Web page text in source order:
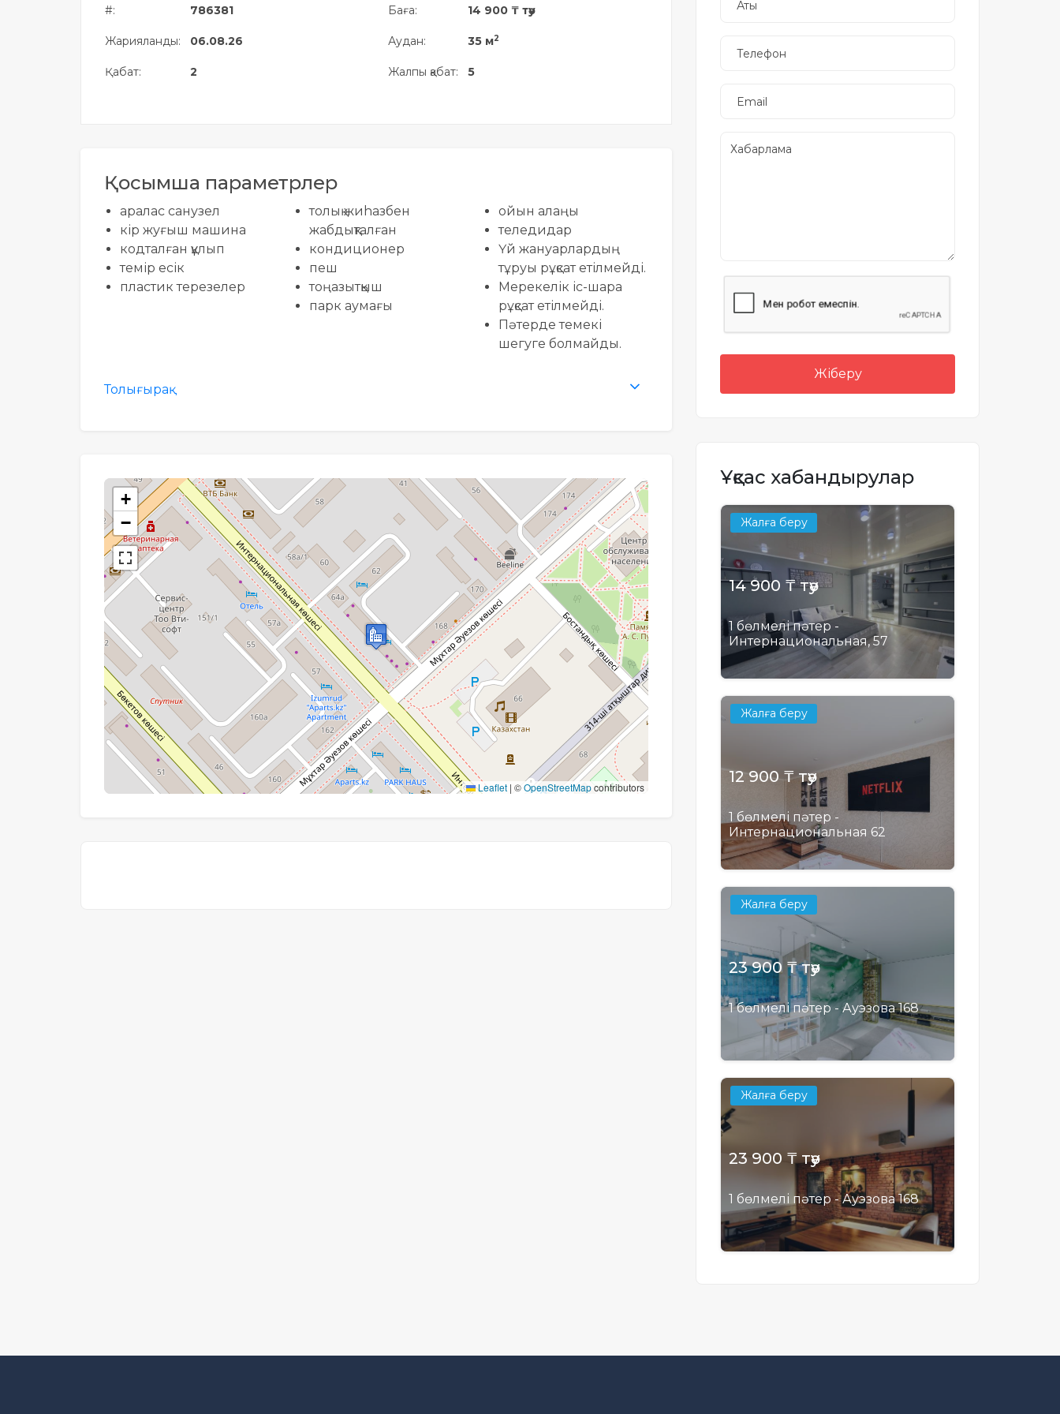
объектісінің орналасқан
#:
Жарияланды:
Қабат:
786381
06.08.26
2
Баға:
Аудан:
Жалпы қабат:
14 900 ₸ тәу
35 м2
5
Қосымша параметрлер
аралас санузел
кір жуғыш машина
кодталған құлып
темір есік
пластик терезелер
толық жиhазбен
жабдықталған
кондиционер
пеш
тоңазытқыш
парк аумағы
ойын алаңы
теледидар
Үй жануарлардың
тұруы рұқсат етілмейді.
Мерекелік іс-шара
рұқсат етілмейді.
Пәтерде темекі
шегуге болмайды.
Толығырақ
+
−
Leaflet | ©OpenStreetMapcontributors
Жіберу
Ұқсас хабандырулар
Жалға беру
14 900 ₸ тәу
1 бөлмелі пәтер -
Интернациональная, 57
Жалға беру
12 900 ₸ тәу
1 бөлмелі пәтер -
Интернациональная 62
Жалға беру
23 900 ₸ тәу
1 бөлмелі пәтер - Ауэзова 168
Жалға беру
23 900 ₸ тәу
1 бөлмелі пәтер - Ауэзова 168